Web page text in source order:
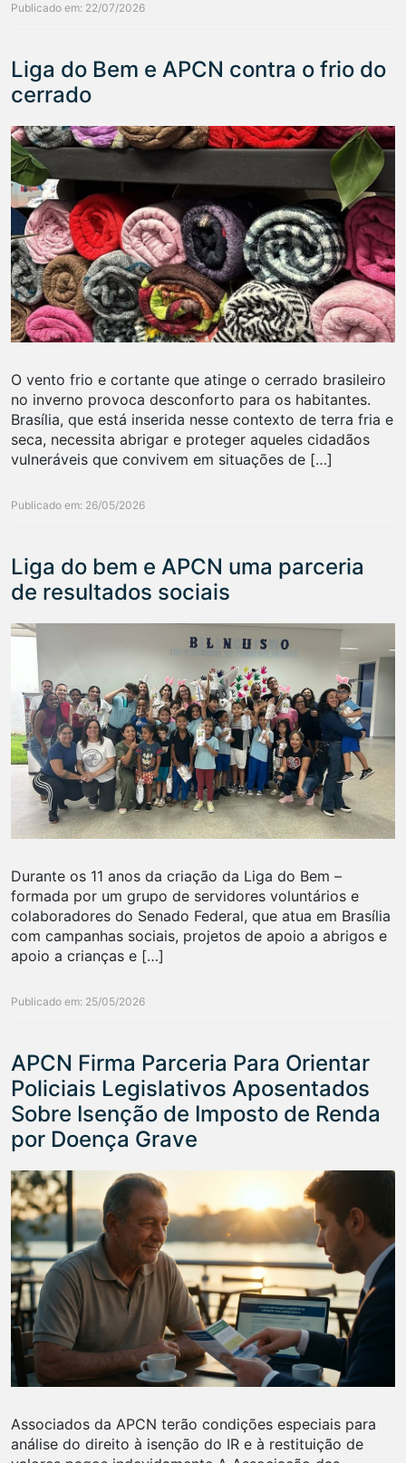
Publicado em: 22/07/2026
Liga do Bem e APCN contra o frio do
cerrado
O vento frio e cortante que atinge o cerrado brasileiro
no inverno provoca desconforto para os habitantes.
Brasília, que está inserida nesse contexto de terra fria e
seca, necessita abrigar e proteger aqueles cidadãos
vulneráveis que convivem em situações de […]
Publicado em: 26/05/2026
Liga do bem e APCN uma parceria
de resultados sociais
Durante os 11 anos da criação da Liga do Bem –
formada por um grupo de servidores voluntários e
colaboradores do Senado Federal, que atua em Brasília
com campanhas sociais, projetos de apoio a abrigos e
apoio a crianças e […]
Publicado em: 25/05/2026
APCN Firma Parceria Para Orientar
Policiais Legislativos Aposentados
Sobre Isenção de Imposto de Renda
por Doença Grave
Associados da APCN terão condições especiais para
análise do direito à isenção do IR e à restituição de